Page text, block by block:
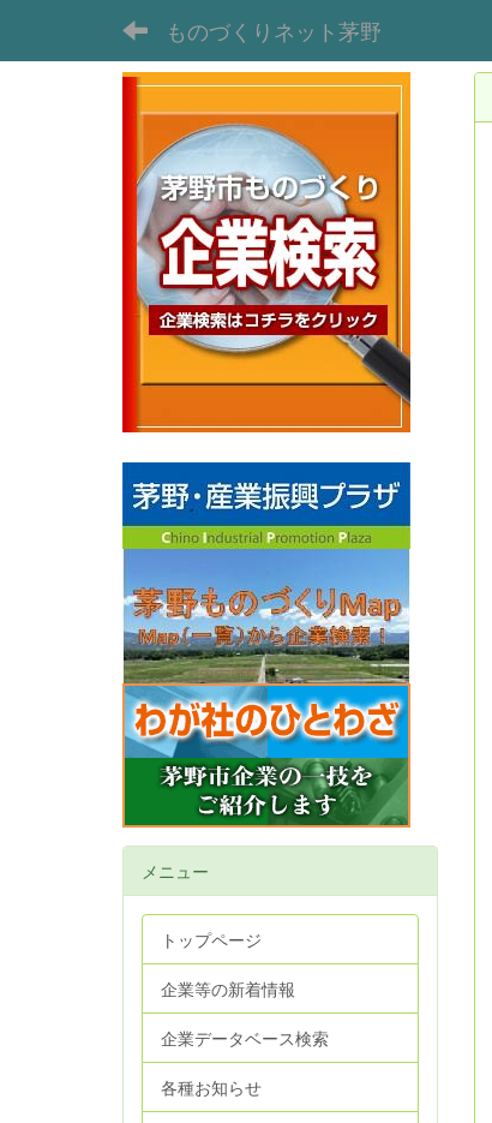
ものづくりネット茅野
メニュー
トップページ
企業等の新着情報
企業データベース検索
各種お知らせ